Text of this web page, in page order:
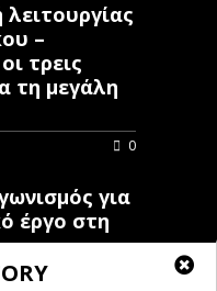
–
τρεις
τη μεγάλη
0
για
έργο στη